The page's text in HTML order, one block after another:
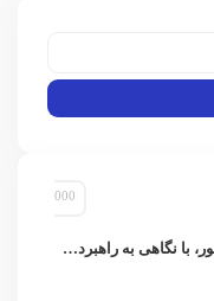
اشاره‌ای به بحران آب در کشور، با نگاهی به راهبردها و راهکارها